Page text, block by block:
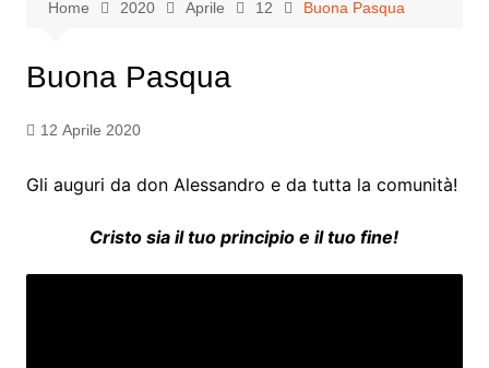
Home 2020 Aprile 12 Buona Pasqua
Buona Pasqua
12 Aprile 2020
Gli auguri da don Alessandro e da tutta la comunità!
Cristo sia il tuo principio e il tuo fine!